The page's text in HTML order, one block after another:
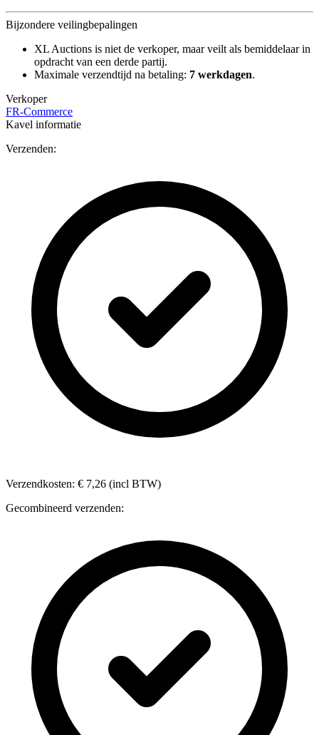
Bijzondere veilingbepalingen
XL Auctions is niet de verkoper, maar veilt als bemiddelaar in
opdracht van een derde partij.
Maximale verzendtijd na betaling: 7 werkdagen.
Verkoper
FR-Commerce
Kavel informatie
Verzenden:
Verzendkosten: € 7,26 (incl BTW)
Gecombineerd verzenden: